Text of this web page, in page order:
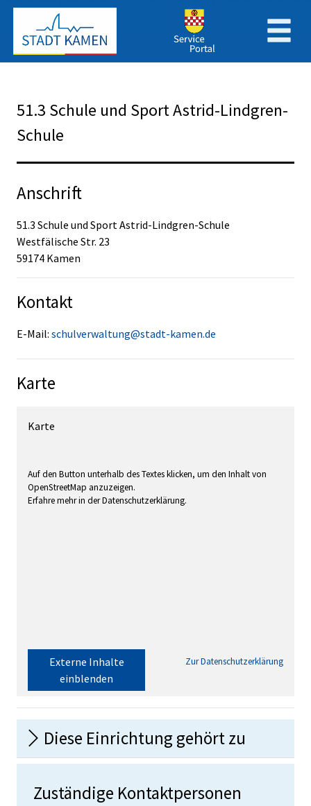
Zum Hauptinhalt springen
Zum Header
Zum Hauptinhalt
Zum Footer
51.3 Schule und Sport Astrid-Lindgren-
Schule
Anschrift
51.3 Schule und Sport Astrid-Lindgren-Schule
Westfälische Str. 23
59174 Kamen
Kontakt
E-Mail: schulverwaltung@stadt-kamen.de
Karte
Karte
Auf den Button unterhalb des Textes klicken, um den Inhalt von
OpenStreetMap anzuzeigen.
Erfahre mehr in der Datenschutzerklärung.
Externe Inhalte
einblenden
Zur Datenschutzerklärung
Diese Einrichtung gehört zu
Zuständige Kontaktpersonen